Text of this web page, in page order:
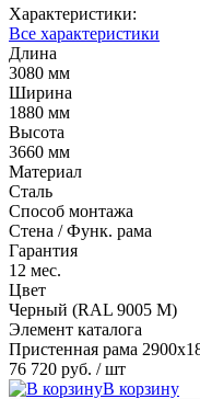
Характеристики:
Все характеристики
Длина
3080 мм
Ширина
1880 мм
Высота
3660 мм
Материал
Сталь
Способ монтажа
Стена / Функ. рама
Гарантия
12 мес.
Цвет
Черный (RAL 9005 М)
Элемент каталога
Пристенная рама
76 720 руб. / шт
В корзину